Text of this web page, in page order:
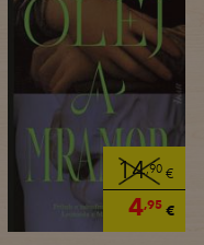
14,90€
4,95€